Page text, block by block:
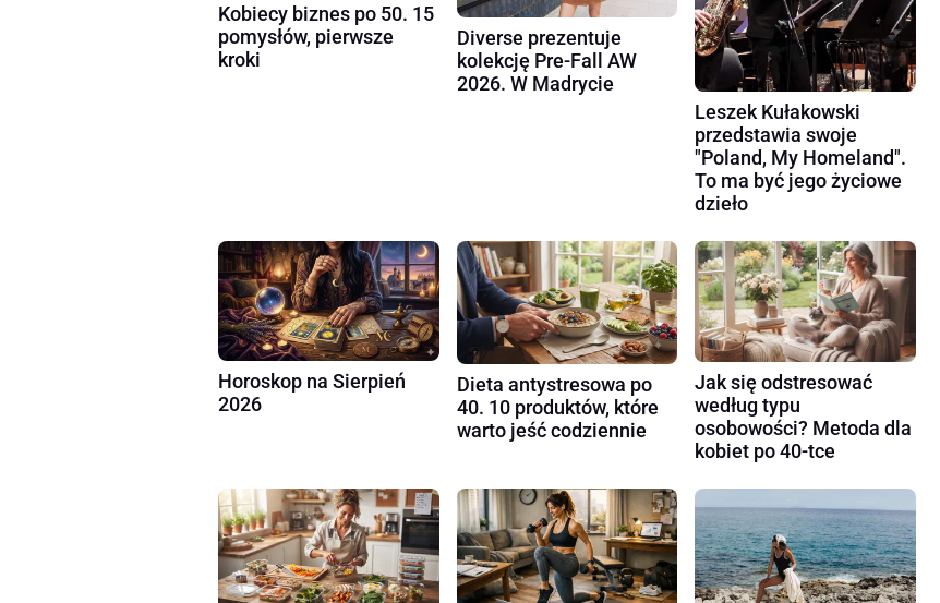
Kobiecy biznes po 50. 15
pomysłów, pierwsze
kroki
Diverse prezentuje
kolekcję Pre-Fall AW
2026. W Madrycie
Leszek Kułakowski
przedstawia swoje
"Poland, My Homeland".
To ma być jego życiowe
dzieło
Horoskop na Sierpień
2026
Dieta antystresowa po
40. 10 produktów, które
warto jeść codziennie
Jak się odstresować
według typu
osobowości? Metoda dla
kobiet po 40-tce